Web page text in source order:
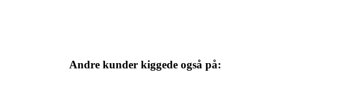
Andre kunder kiggede også på: